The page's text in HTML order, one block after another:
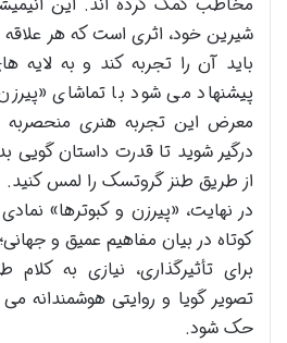
شیرین خود، اثری است که هر علاقه
باید آن را تجربه کند و به لایه
پیشنهاد می شود با تماشای
معرض این تجربه هنری منحصربه
درگیر شوید تا قدرت داستان گویی
از طریق طنز گروتسک را لمس کنید.
در نهایت، «پیرزن و کبوترها»
کوتاه در بیان مفاهیم عمیق و
برای تأثیرگذاری، نیازی به
تصویر گویا و روایتی هوشمندانه
حک شود.